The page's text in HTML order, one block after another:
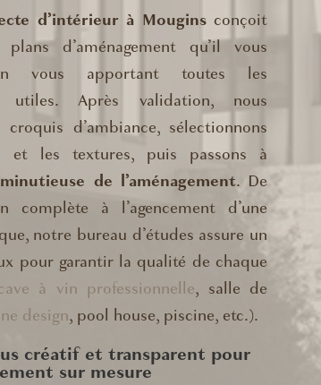
d’intérieur à Mouginsconçoit
d’aménagement qu’il vous
vous apportant toutes les
utiles. Après validation, nous
croquis d’ambiance, sélectionnons
et les textures, puis passons à
de l’aménagement. De
complète à l’agencement d’une
notre bureau d’études assure un
pour garantir la qualité de chaque
à vin professionnelle, salle de
design, pool house, piscine, etc.).
créatif et transparent pour
sur mesure